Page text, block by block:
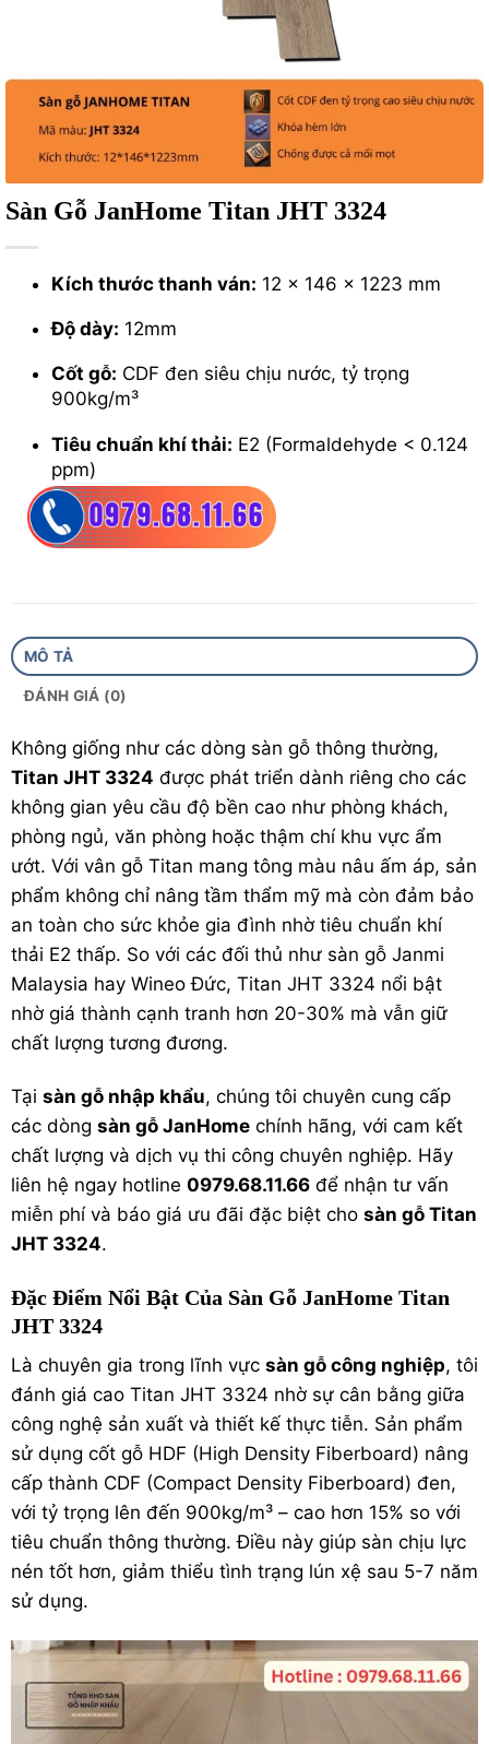
Sàn Gỗ JanHome Titan JHT 3324
Kích thước thanh ván: 12 × 146 × 1223 mm
Độ dày: 12mm
Cốt gỗ: CDF đen siêu chịu nước, tỷ trọng
900kg/m³
Tiêu chuẩn khí thải: E2 (Formaldehyde < 0.124
ppm)
Hèm khóa:Big locking system
Bảo hành:
mại)
MÔ TẢ
ĐÁNH GIÁ (0)
Không giống như các dòng sàn gỗ thông thường,
Titan JHT 3324 được phát triển dành riêng cho các
không gian yêu cầu độ bền cao như phòng khách,
phòng ngủ, văn phòng hoặc thậm chí khu vực ẩm
ướt. Với vân gỗ Titan mang tông màu nâu ấm áp, sản
phẩm không chỉ nâng tầm thẩm mỹ mà còn đảm bảo
an toàn cho sức khỏe gia đình nhờ tiêu chuẩn khí
thải E2 thấp. So với các đối thủ như sàn gỗ Janmi
Malaysia hay Wineo Đức, Titan JHT 3324 nổi bật
nhờ giá thành cạnh tranh hơn 20-30% mà vẫn giữ
chất lượng tương đương.
Tại sàn gỗ nhập khẩu, chúng tôi chuyên cung cấp
các dòng sàn gỗ JanHome chính hãng, với cam kết
chất lượng và dịch vụ thi công chuyên nghiệp. Hãy
liên hệ ngay hotline 0979.68.11.66 để nhận tư vấn
miễn phí và báo giá ưu đãi đặc biệt cho sàn gỗ Titan
JHT 3324.
Đặc Điểm Nổi Bật Của Sàn Gỗ JanHome Titan
JHT 3324
Là chuyên gia trong lĩnh vực sàn gỗ công nghiệp, tôi
đánh giá cao Titan JHT 3324 nhờ sự cân bằng giữa
công nghệ sản xuất và thiết kế thực tiễn. Sản phẩm
sử dụng cốt gỗ HDF (High Density Fiberboard) nâng
cấp thành CDF (Compact Density Fiberboard) đen,
với tỷ trọng lên đến 900kg/m³ – cao hơn 15% so với
tiêu chuẩn thông thường. Điều này giúp sàn chịu lực
nén tốt hơn, giảm thiểu tình trạng lún xệ sau 5-7 năm
sử dụng.